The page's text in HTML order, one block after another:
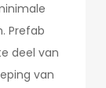
Prefab
deel van
van